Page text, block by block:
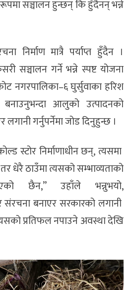
सञ्चालन हुन्छन् कि हुँदैनन् भन्ने
निर्माण मात्रै पर्याप्त हुँदैन ।
सञ्चालन गर्ने भन्ने स्पष्ट योजना
नगरपालिका–६ घुर्सुवाका हरिश
आलुको उत्पादनको
गर्नुपर्नेमा जोड दिनुहुन्छ ।
स्टोर निर्माणाधीन छन्, त्यसमा
धेरै ठाउँमा त्यसको सम्भाव्यताको
छैन,” उहाँले भन्नुभयो,
संरचना बनाएर सरकारको लगानी
प्रतिफल नपाउने अवस्था देखि